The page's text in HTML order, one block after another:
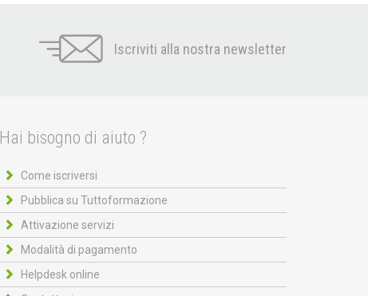
Iscriviti alla nostra newsletter
Hai bisogno di aiuto ?
Come iscriversi
Pubblica su Tuttoformazione
Attivazione servizi
Modalità di pagamento
Helpdesk online